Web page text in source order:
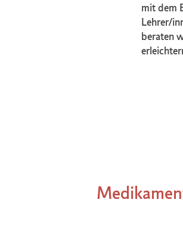
mit dem
Lehrer/
beraten